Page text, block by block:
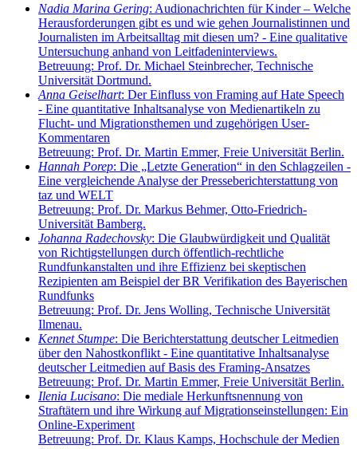
Nadia Marina Gering: Audionachrichten für Kinder – Welche
Herausforderungen gibt es und wie gehen Journalistinnen und
Journalisten im Arbeitsalltag mit diesen um? - Eine qualitative
Untersuchung anhand von Leitfadeninterviews.
Betreuung: Prof. Dr. Michael Steinbrecher, Technische
Universität Dortmund.
Anna Geiselhart: Der Einfluss von Framing auf Hate Speech
- Eine quantitative Inhaltsanalyse von Medienartikeln zu
Flucht- und Migrationsthemen und zugehörigen User-
Kommentaren
Betreuung: Prof. Dr. Martin Emmer, Freie Universität Berlin.
Hannah Porep: Die „Letzte Generation“ in den Schlagzeilen -
Eine vergleichende Analyse der Presseberichterstattung von
taz und WELT
Betreuung: Prof. Dr. Markus Behmer, Otto-Friedrich-
Universität Bamberg.
Johanna Radechovsky: Die Glaubwürdigkeit und Qualität
von Richtigstellungen durch öffentlich-rechtliche
Rundfunkanstalten und ihre Effizienz bei skeptischen
Rezipienten am Beispiel der BR Verifikation des Bayerischen
Rundfunks
Betreuung: Prof. Dr. Jens Wolling, Technische Universität
Ilmenau.
Kennet Stumpe: Die Berichterstattung deutscher Leitmedien
über den Nahostkonflikt - Eine quantitative Inhaltsanalyse
deutscher Leitmedien auf Basis des Framing-Ansatzes
Betreuung: Prof. Dr. Martin Emmer, Freie Universität Berlin.
Ilenia Lucisano: Die mediale Herkunftsnennung von
Straftätern und ihre Wirkung auf Migrationseinstellungen: Ein
Online-Experiment
Betreuung: Prof. Dr. Klaus Kamps, Hochschule der Medien